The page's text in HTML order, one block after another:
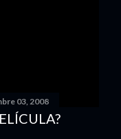
03, 2008